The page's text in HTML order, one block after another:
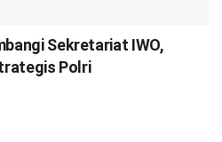
Sekretariat IWO,
Polri